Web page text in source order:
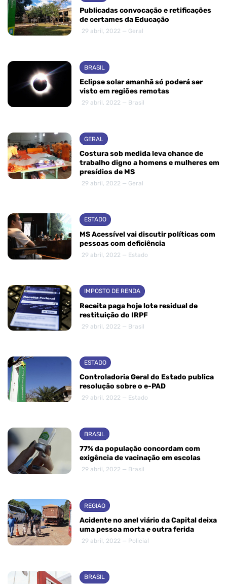
Publicadas convocação e retificações
de certames da Educação
29 abril, 2022 — Geral
BRASIL
Eclipse solar amanhã só poderá ser
visto em regiões remotas
29 abril, 2022 — Brasil
GERAL
Costura sob medida leva chance de
trabalho digno a homens e mulheres em
presídios de MS
29 abril, 2022 — Geral
ESTADO
MS Acessível vai discutir políticas com
pessoas com deficiência
29 abril, 2022 — Estado
IMPOSTO DE RENDA
Receita paga hoje lote residual de
restituição do IRPF
29 abril, 2022 — Brasil
ESTADO
Controladoria Geral do Estado publica
resolução sobre o e-PAD
29 abril, 2022 — Estado
BRASIL
77% da população concordam com
exigência de vacinação em escolas
29 abril, 2022 — Brasil
REGIÃO
Acidente no anel viário da Capital deixa
uma pessoa morta e outra ferida
29 abril, 2022 — Policial
BRASIL